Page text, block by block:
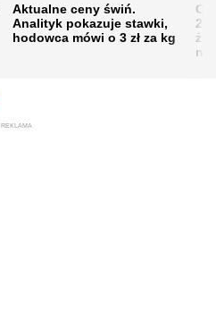
Aktualne ceny świń.
Analityk pokazuje stawki,
hodowca mówi o 3 zł za kg
REKLAMA